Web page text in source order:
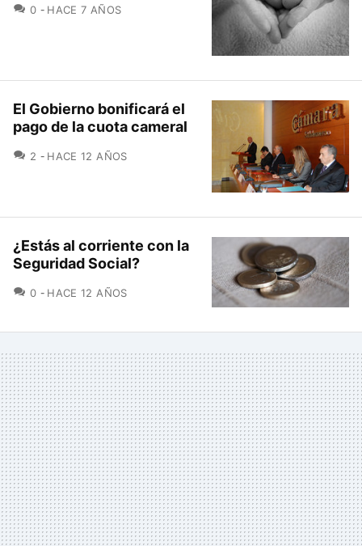
0 COMENTARIOS
HACE 7 AÑOS
El Gobierno bonificará el
pago de la cuota cameral
2 COMENTARIOS
HACE 12 AÑOS
¿Estás al corriente con la
Seguridad Social?
0 COMENTARIOS
HACE 12 AÑOS